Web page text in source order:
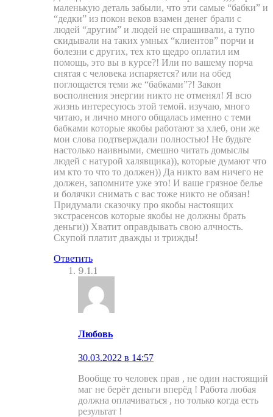
маленькую деталь забыли, что эти самые “бабки” и
“дедки” из покон веков взамен денег брали с
людей “другим” и людей не спрашивали, а тупо
скидывали на таких умных “клиентов” порчи и
болезни с других, тех кто щедро оплатил им
помощь, это вы в курсе?! Или по вашему порча
снятая с человека испаряется? или на обед
поглощается теми же “бабками”?! Закон
восполнения энергии никто не отменял! Я всю
жизнь интересуюсь этой темой. изучаю, много
читаю, и лично много общалась именно с теми
бабками которые якобы работают за хлеб, они же
мои слова подтверждали полностью! Не будьте
настолько наивными, смешно читать домыслы
людей с натурой халявщика)), которые думают что
им кто то что то должен)) Да никто вам ничего не
должен, запомните уже это! И ваше грязное белье
и болячки снимать с вас тоже никто не обязан!
Придумали сказочку про якобы настоящих
экстрасенсов которые якобы не должны брать
деньги)) Хватит оправдывать свою алчность.
Скупой платит дважды и трижды!
Ответить
9.1.1
Любовь
30.03.2022 в 14:57
Вообще то человек прав , не один настоящий
маг не берёт деньги вперёд ! Работа любая
должна оплачиваться , но только когда есть
результат !